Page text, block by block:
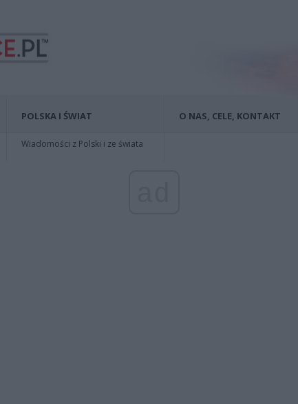
POLSKA I ŚWIAT
Wiadomości z Polski i ze świata
O NAS, CELE, KONTAKT